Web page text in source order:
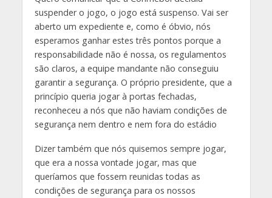
suspender o jogo, o jogo está suspenso. Vai ser
aberto um expediente e, como é óbvio, nós
esperamos ganhar estes três pontos porque a
responsabilidade não é nossa, os regulamentos
são claros, a equipe mandante não conseguiu
garantir a segurança. O próprio presidente, que a
princípio queria jogar à portas fechadas,
reconheceu a nós que não haviam condições de
segurança nem dentro e nem fora do estádio
Dizer também que nós quisemos sempre jogar,
que era a nossa vontade jogar, mas que
queríamos que fossem reunidas todas as
condições de segurança para os nossos